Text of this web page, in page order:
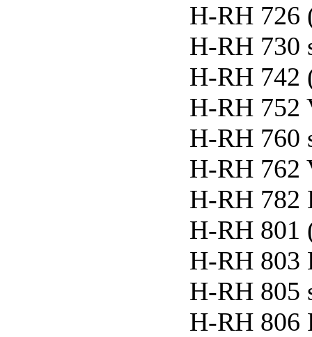
H-RH 726
H-RH 730
H-RH 742
H-RH 752
H-RH 760
H-RH 762
H-RH 782
H-RH 801
H-RH 803
H-RH 805
H-RH 806